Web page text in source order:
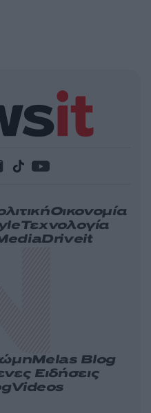
Οικονομία
Τεχνολογία
Driveit
Melas Blog
Ειδήσεις
Videos